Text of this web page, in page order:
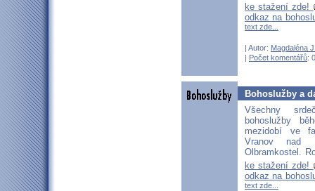
ke stažení zde!
odkaz na
text zde...
| Autor: Magdaléna
| Počet komentářů:
Bohoslužby a
Všechny
bohoslužby
mezidobí ve
Vranov nad
Olbramkostel.
ke stažení zde!
odkaz na
text zde...